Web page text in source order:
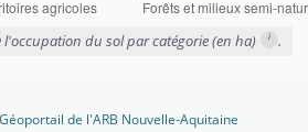
l'occupation du sol par catégorie (en ha) i .
de l'ARB Nouvelle-Aquitaine